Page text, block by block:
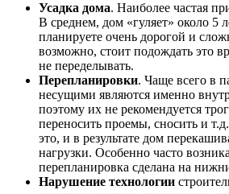
Усадка дома. Наиболее частая
В среднем, дом «гуляет» около 5
планируете очень дорогой и
возможно, стоит подождать это
не переделывать.
Перепланировки. Чаще всего в
несущими являются именно
поэтому их не рекомендуется
переносить проемы, сносить и
это, и в результате дом
нагрузки. Особенно часто
перепланировка сделана на
Нарушение технологии